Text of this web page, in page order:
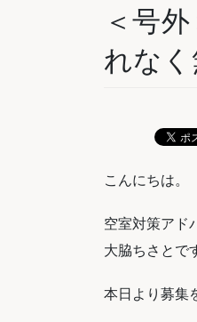
＜号
れなく
こんにちは。
空室対策アド
大脇ちさとで
本日より募集